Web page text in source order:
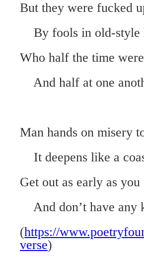
But they were fucked
By fools in old-style
Who half the time
And half at one
Man hands on misery
It deepens like a
Get out as early as you
And don’t have any
(https://
verse)